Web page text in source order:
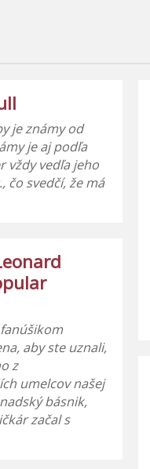
je známy od
je aj podľa
vždy vedľa jeho
čo svedčí, že má
aby ste uznali,
z
umelcov našej
básnik,
začal s